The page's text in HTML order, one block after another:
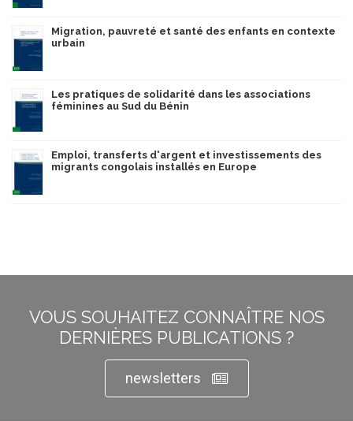
Migration, pauvreté et santé des enfants en contexte
urbain
Les pratiques de solidarité dans les associations
féminines au Sud du Bénin
Emploi, transferts d'argent et investissements des
migrants congolais installés en Europe
VOUS SOUHAITEZ CONNAÎTRE NOS
DERNIÈRES PUBLICATIONS ?
newsletters